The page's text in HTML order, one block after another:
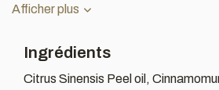
Afficher plus
Ingrédients
Citrus Sinensis Peel oil,